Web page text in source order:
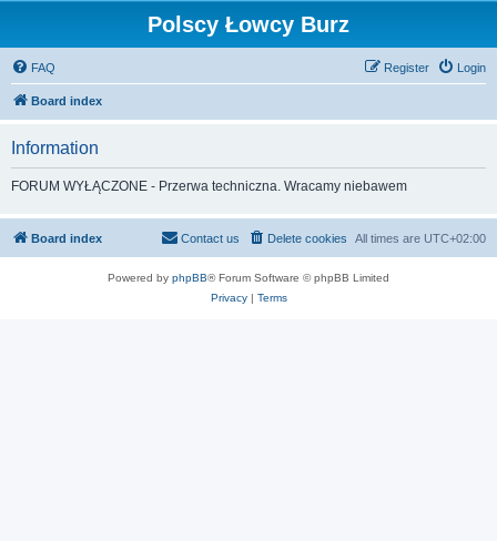
Polscy Łowcy Burz
FAQ Login
Register
Board index
Information
FORUM WYŁĄCZONE - Przerwa techniczna. Wracamy niebawem
Board index All times are UTC+02:00
Delete cookies
Contact us
Powered by phpBB® Forum Software © phpBB Limited
Privacy| Terms